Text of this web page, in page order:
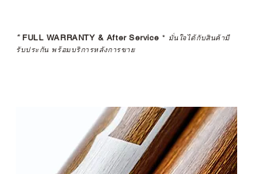
*FULL WARRANTY & After Service * มั่นใจได้กับสินค้ามี
รับประกัน พร้อมบริการหลังการขาย